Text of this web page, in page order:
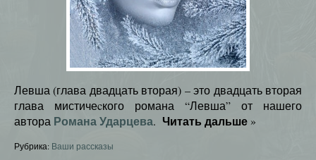
Левша (глава двадцать вторая) – это двадцать вторая
глава мистичеcкого романа “Левша” от нашего
автора Романа Ударцева. Читать дальше »
Рубрика: Ваши рассказы